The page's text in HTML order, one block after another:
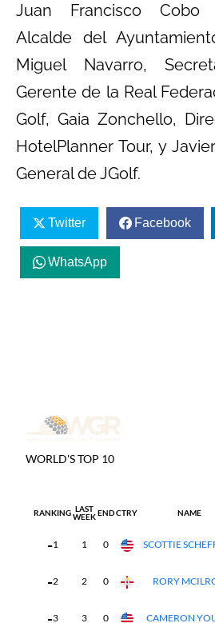
Juan Francisco Cobo
Alcalde del
Miguel Navarro,
Gerente de la Real
Golf, Gaia Zonchello,
HotelPlanner Tour, y
General de JGolf.
Twitter Facebook
WhatsApp